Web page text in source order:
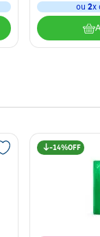
ou 2x
14%